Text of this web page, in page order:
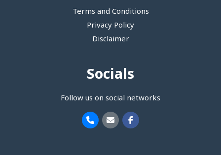
Terms and Conditions
Privacy Policy
Disclaimer
Socials
Follow us on social networks